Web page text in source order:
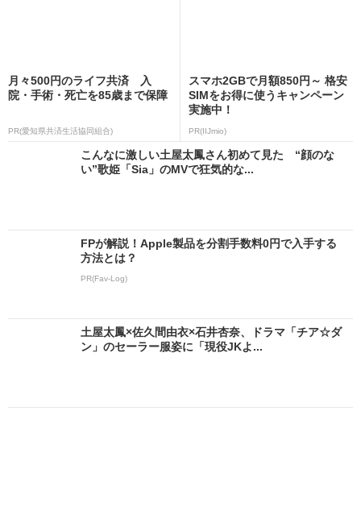
月々500円のライフ共済 入
院・手術・死亡を85歳まで保障
PR(愛知県共済生活協同組合)
スマホ2GBで月額850円～ 格安
SIMをお得に使うキャンペーン
実施中！
PR(IIJmio)
こんなに激しい土屋太鳳さん初めて見た “顔のな
い”歌姫「Sia」のMVで狂気的な...
FPが解説！Apple製品を分割手数料0円で入手する
方法とは？
PR(Fav-Log)
土屋太鳳×佐久間由衣×石井杏奈、ドラマ「チア☆ダ
ン」のセーラー服姿に「現役JKよ...